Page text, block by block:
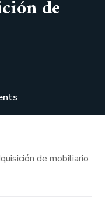
de
de mobiliario